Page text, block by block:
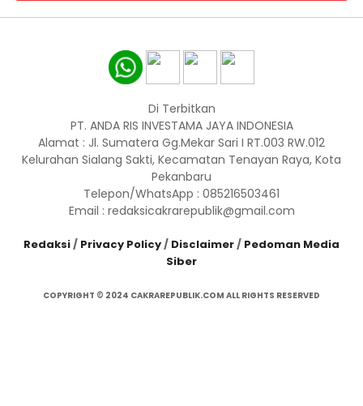
Di Terbitkan
PT. ANDA RIS INVESTAMA JAYA INDONESIA
Alamat : Jl. Sumatera Gg.Mekar Sari I RT.003 RW.012
Kelurahan Sialang Sakti, Kecamatan Tenayan Raya, Kota
Pekanbaru
Telepon/WhatsApp : 085216503461
Email : redaksicakrarepublik@gmail.com
Redaksi/ Privacy Policy/ Disclaimer/ Pedoman Media
Siber
COPYRIGHT © 2024 CAKRAREPUBLIK.COM ALL RIGHTS RESERVED